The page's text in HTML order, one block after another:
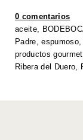
A
p
p
0 comentarios
aceite,
Padre,espumoso,
productos gourmet
Ribera del Duero,